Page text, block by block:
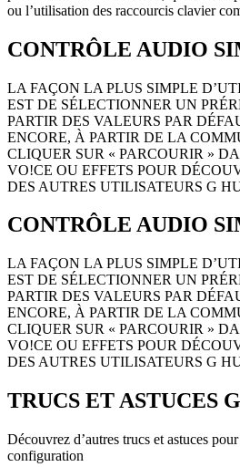
ou l’utilisation des raccourcis clavier
CONTRÔLE AUDIO
LA FAÇON LA PLUS SIMPLE
EST DE SÉLECTIONNER UN
PARTIR DES VALEURS PAR
ENCORE, À PARTIR DE LA
CLIQUER SUR « PARCOURIR »
VO!CE OU EFFETS POUR
DES AUTRES UTILISATEURS G
CONTRÔLE AUDIO
LA FAÇON LA PLUS SIMPLE
EST DE SÉLECTIONNER UN
PARTIR DES VALEURS PAR
ENCORE, À PARTIR DE LA
CLIQUER SUR « PARCOURIR »
VO!CE OU EFFETS POUR
DES AUTRES UTILISATEURS G
TRUCS ET ASTUCES
Découvrez d’autres trucs et astuces
configuration